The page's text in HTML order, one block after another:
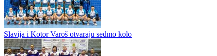
Čolo proveo Sokolove kroz Kotor Varoš
Rukometaši Slavije pobijedili su u gostima Kotor Varoš (37:35) u
ranije odgođenoj utakmici 17. kola m:tel Prve lige Republike
Srpske. Gosti iz Istočnog Sarajeva su do cijelog plijena došli
poslije...